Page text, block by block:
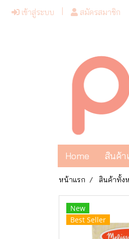
เข้าสู่ระบบ สมัครสมาชิก
Home สินค้า
หน้าแรก สินค้าทั้ง
New
Best Seller